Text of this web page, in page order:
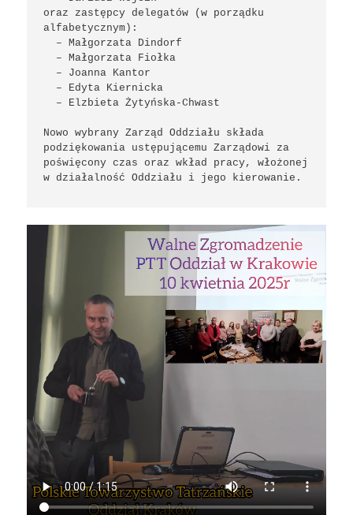
oraz zastępcy delegatów (w porządku
alfabetycznym):
Nowo wybrany Zarząd Oddziału składa
podziękowania ustępującemu Zarządowi za
poświęcony czas oraz wkład pracy, włożonej
w działalność Oddziału i jego kierowanie.